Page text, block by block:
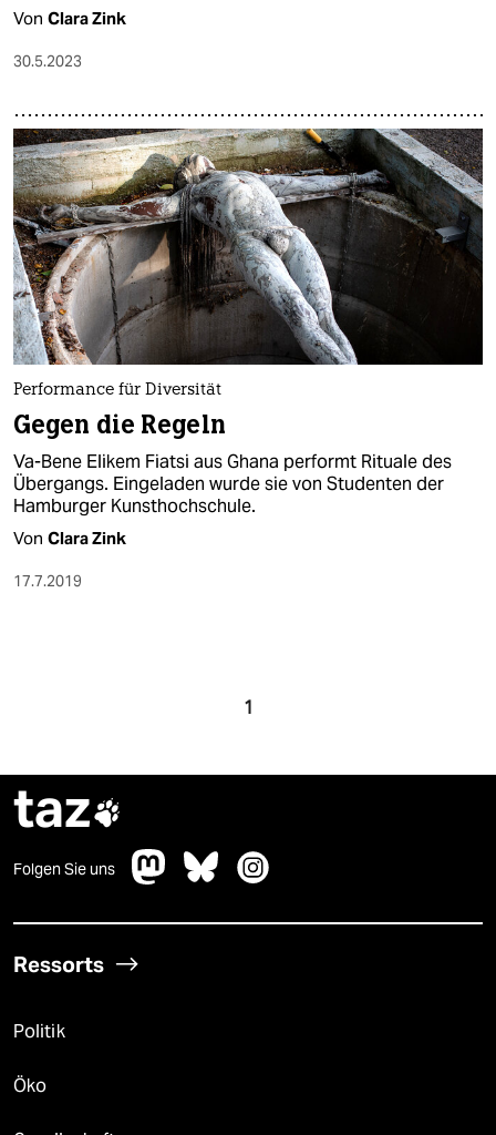
Von Clara Zink
30.5.2023
Performance für Diversität
Gegen die Regeln
Va-Bene Elikem Fiatsi aus Ghana performt Rituale des
Übergangs. Eingeladen wurde sie von Studenten der
Hamburger Kunsthochschule.
Von Clara Zink
17.7.2019
1
taz
Folgen Sie uns
Ressorts
Politik
Öko